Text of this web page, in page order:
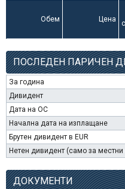
Обем Цена
ПОСЛЕДЕН ПАРИЧЕН
За година
Дивидент
Дата на ОС
Начална дата на изплащане
Брутен дивидент в EUR
Нетен дивидент (само за местни
ДОКУМЕНТИ